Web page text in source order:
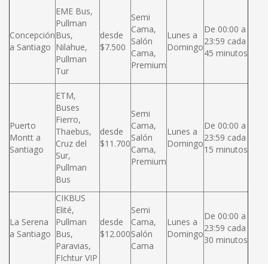
Concepción
a Santiago
EME Bus,
Pullman
Bus,
Nilahue,
Pullman
Tur
desde
$7.500
Semi
Cama,
Salón
Cama,
Premium
Lunes a
Domingo
De 00:00 a
23:59 cada
45 minutos
Puerto
Montt a
Santiago
ETM,
Buses
Fierro,
Thaebus,
Cruz del
Sur,
Pullman
Bus
desde
$11.700
Semi
Cama,
Salón
Cama,
Premium
Lunes a
Domingo
De 00:00 a
23:59 cada
15 minutos
La Serena
a Santiago
CIKBUS
Elité,
Pullman
Bus,
Paravias,
FIchtur VIP
desde
$12.000
Semi
Cama,
Salón
Cama
Lunes a
Domingo
De 00:00 a
23:59 cada
30 minutos